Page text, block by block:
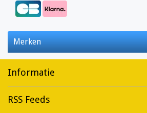
Merken
Informatie
RSS Feeds